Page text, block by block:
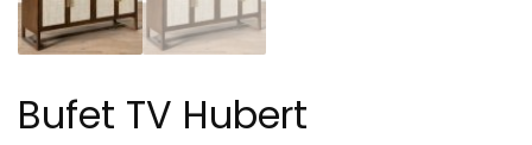
Bufet TV Hubert